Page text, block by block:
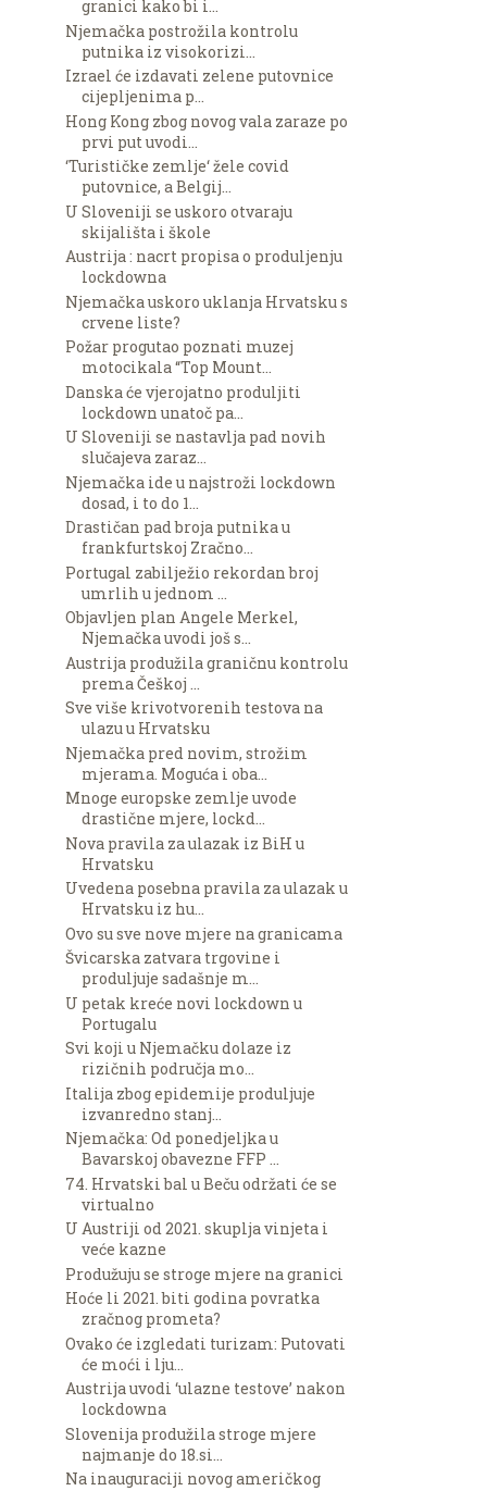
granici kako bi i...
Njemačka postrožila kontrolu
putnika iz visokorizi...
Izrael će izdavati zelene putovnice
cijepljenima p...
Hong Kong zbog novog vala zaraze po
prvi put uvodi...
‘Turističke zemlje‘ žele covid
putovnice, a Belgij...
U Sloveniji se uskoro otvaraju
skijališta i škole
Austrija : nacrt propisa o produljenju
lockdowna
Njemačka uskoro uklanja Hrvatsku s
crvene liste?
Požar progutao poznati muzej
motocikala “Top Mount...
Danska će vjerojatno produljiti
lockdown unatoč pa...
U Sloveniji se nastavlja pad novih
slučajeva zaraz...
Njemačka ide u najstroži lockdown
dosad, i to do 1...
Drastičan pad broja putnika u
frankfurtskoj Zračno...
Portugal zabilježio rekordan broj
umrlih u jednom ...
Objavljen plan Angele Merkel,
Njemačka uvodi još s...
Austrija produžila graničnu kontrolu
prema Češkoj ...
Sve više krivotvorenih testova na
ulazu u Hrvatsku
Njemačka pred novim, strožim
mjerama. Moguća i oba...
Mnoge europske zemlje uvode
drastične mjere, lockd...
Nova pravila za ulazak iz BiH u
Hrvatsku
Uvedena posebna pravila za ulazak u
Hrvatsku iz hu...
Ovo su sve nove mjere na granicama
Švicarska zatvara trgovine i
produljuje sadašnje m...
U petak kreće novi lockdown u
Portugalu
Svi koji u Njemačku dolaze iz
rizičnih područja mo...
Italija zbog epidemije produljuje
izvanredno stanj...
Njemačka: Od ponedjeljka u
Bavarskoj obavezne FFP ...
74. Hrvatski bal u Beču održati će se
virtualno
U Austriji od 2021. skuplja vinjeta i
veće kazne
Produžuju se stroge mjere na granici
Hoće li 2021. biti godina povratka
zračnog prometa?
Ovako će izgledati turizam: Putovati
će moći i lju...
Austrija uvodi ‘ulazne testove’ nakon
lockdowna
Slovenija produžila stroge mjere
najmanje do 18.si...
Na inauguraciji novog američkog